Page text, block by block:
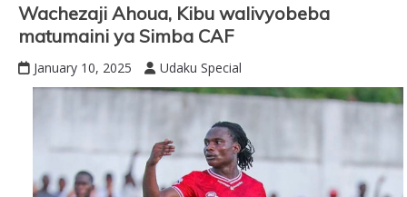
Wachezaji Ahoua, Kibu walivyobeba
matumaini ya Simba CAF
January 10, 2025 Udaku Special